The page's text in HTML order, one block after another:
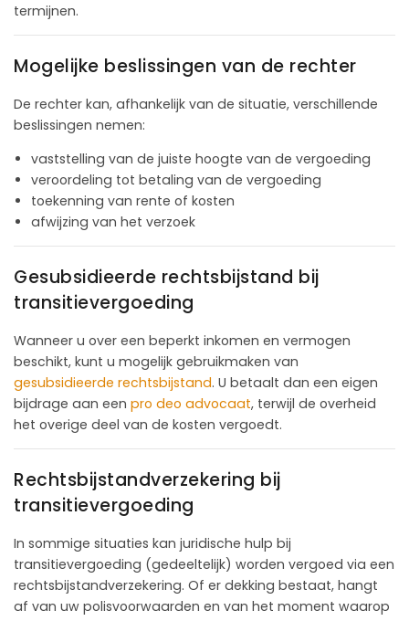
termijnen.
Mogelijke beslissingen van de rechter
De rechter kan, afhankelijk van de situatie, verschillende
beslissingen nemen:
vaststelling van de juiste hoogte van de vergoeding
veroordeling tot betaling van de vergoeding
toekenning van rente of kosten
afwijzing van het verzoek
Gesubsidieerde rechtsbijstand bij
transitievergoeding
Wanneer u over een beperkt inkomen en vermogen
beschikt, kunt u mogelijk gebruikmaken van
gesubsidieerde rechtsbijstand. U betaalt dan een eigen
bijdrage aan een pro deo advocaat, terwijl de overheid
het overige deel van de kosten vergoedt.
Rechtsbijstandverzekering bij
transitievergoeding
In sommige situaties kan juridische hulp bij
transitievergoeding (gedeeltelijk) worden vergoed via een
rechtsbijstandverzekering. Of er dekking bestaat, hangt
af van uw polisvoorwaarden en van het moment waarop